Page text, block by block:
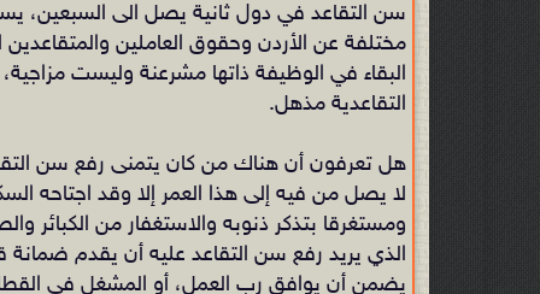
سن التقاعد في دول ثانية يصل الى السبعين،
مختلفة عن الأردن وحقوق العاملين والمتقاعدين
البقاء في الوظيفة ذاتها مشرعنة وليست
التقاعدية مذهل.
لا يصل من فيه إلى هذا العمر إلا وقد اجتاحه
ومستغرقا بتذكر ذنوبه والاستغفار من الكبائر
الذي يريد رفع سن التقاعد عليه أن يقدم ضمانة